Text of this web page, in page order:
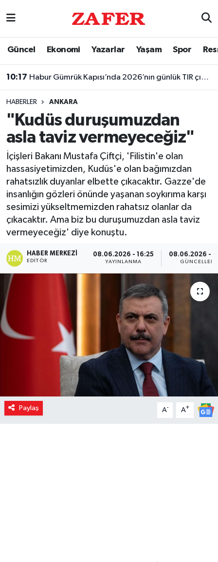
Güncel Ekonomi Yazarlar Yaşam Spor
10:17 Habur Gümrük Kapısı’nda 2026’nın günlük TIR çıkış rekoru kırıldı
HABERLER ANKARA
"Kudüs duruşumuzdan
asla taviz vermeyeceğiz"
İçişleri Bakanı Mustafa Çiftçi, 'Filistin'e olan
hassasiyetimizden, Kudüs'e olan bağımızdan
rahatsızlık duyanlar elbette çıkacaktır. Gazze'de
insanlığın gözleri önünde yaşanan soykırıma karşı
sesimizi yükseltmemizden rahatsız olanlar da
çıkacaktır. Ama biz bu duruşumuzdan asla taviz
vermeyeceğiz' diye konuştu.
HABER MERKEZI
EDITÖR
08.06.2026 - 16:25
YAYINLANMA
08.06.2026 -
Paylaş A- A+
Nöbetçi Eczaneler
Trafik Durumu
Süper Lig Puan Durumu ve Fikstür
Tüm Manşetler
Son Dakika Haberleri
Haber Arşivi